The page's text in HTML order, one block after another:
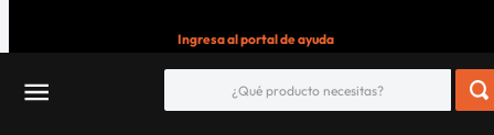
Ingresa al portal de ayuda